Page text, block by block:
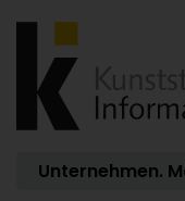
Unternehmen.